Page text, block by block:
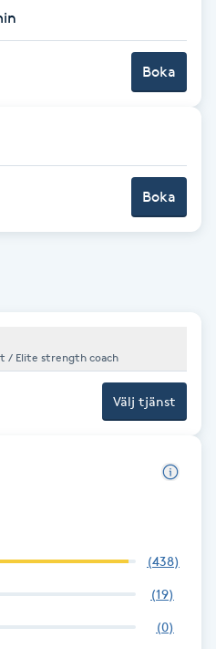
Boka
Boka
/ Elite strength coach
Välj tjänst
(438)
(19)
(0)